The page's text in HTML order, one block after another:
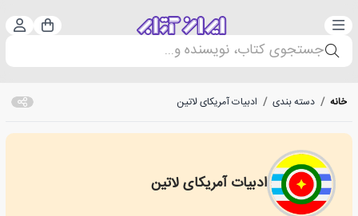
دسته‌بندی سبد
جستجوی کتاب، نویسنده و...
خانه / دسته بندی / ادبیات آمریکای لاتین
ادبیات آمریکای لاتین
Latin American literature